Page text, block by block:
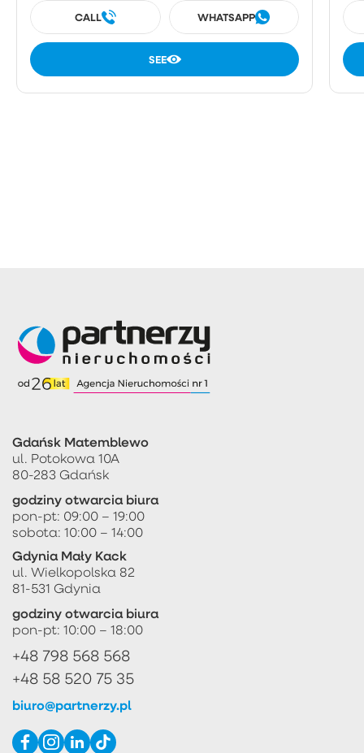
CALL WHATSAPP
SEE
Gdańsk Matemblewo
ul. Potokowa 10A
80-283 Gdańsk
godziny otwarcia biura
pon-pt: 09:00 – 19:00
sobota: 10:00 – 14:00
Gdynia Mały Kack
ul. Wielkopolska 82
81-531 Gdynia
godziny otwarcia biura
pon-pt: 10:00 – 18:00
+48 798 568 568
+48 58 520 75 35
biuro@partnerzy.pl